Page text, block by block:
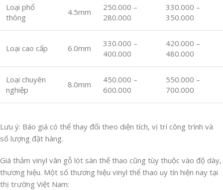
Loại phổ
thông
4.5mm
250.000 –
280.000
330.000 –
350.000
Loại cao cấp 6.0mm
330.000 –
400.000
420.000 –
480.000
Loại chuyên
nghiệp
8.0mm
450.000 –
600.000
550.000 –
700.000
Lưu ý: Báo giá có thể thay đổi theo diện tích, vị trí công trình và
số lượng đặt hàng.
Giá thảm vinyl vân gỗ lót sàn thể thao cũng tùy thuộc vào độ dày,
thương hiệu. Một số thương hiệu vinyl thể thao uy tín hiện nay tại
thị trường Việt Nam: